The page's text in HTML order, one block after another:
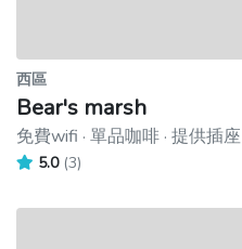
西區
Bear's marsh
免費wifi · 單品咖啡 · 提供插座
5.0 (3)